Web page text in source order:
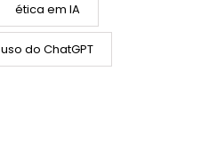
ética em IA
uso do ChatGPT